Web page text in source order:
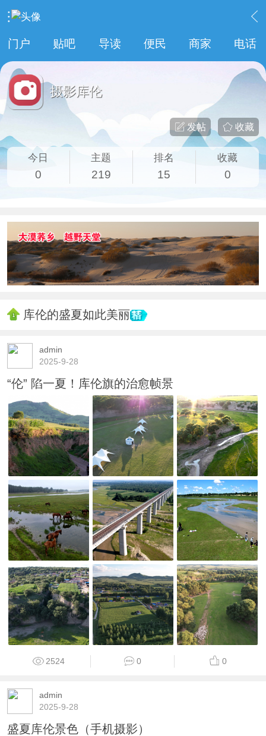
门户 贴吧 导读 便民 商家 电话
摄影库伦
收藏
发帖
今日
0
主题
219
排名
15
收藏
0
库伦的盛夏如此美丽
admin
2025-9-28
“伦” 陷一夏！库伦旗的治愈帧景
2524 0 0
admin
2025-9-28
盛夏库伦景色（手机摄影）